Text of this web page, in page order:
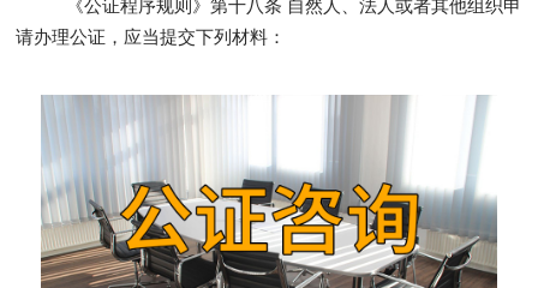
《公证程序规则》第十八条 自然人、法人或者其他组织申
请办理公证，应当提交下列材料：